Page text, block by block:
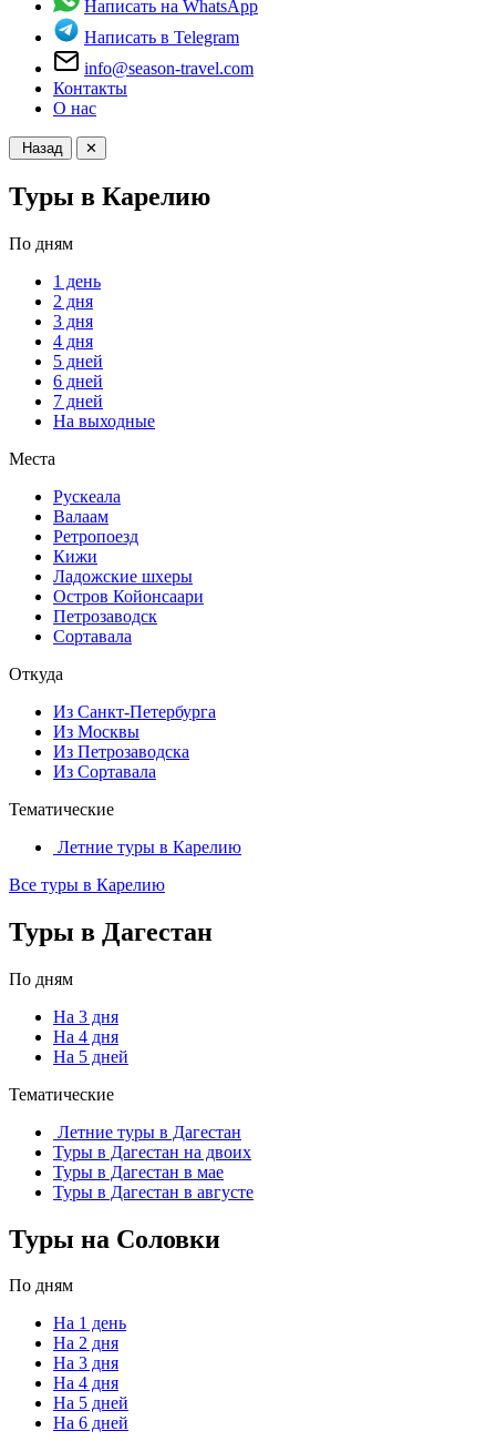
Написать на WhatsApp
Написать в Telegram
info@season-travel.com
Контакты
О нас
Назад ✕
Туры в Карелию
По дням
1 день
2 дня
3 дня
4 дня
5 дней
6 дней
7 дней
На выходные
Места
Рускеала
Валаам
Ретропоезд
Кижи
Ладожские шхеры
Остров Койонсаари
Петрозаводск
Сортавала
Откуда
Из Санкт-Петербурга
Из Москвы
Из Петрозаводска
Из Сортавала
Тематические
Летние туры в Карелию
Все туры в Карелию
Туры в Дагестан
По дням
На 3 дня
На 4 дня
На 5 дней
Тематические
Летние туры в Дагестан
Туры в Дагестан на двоих
Туры в Дагестан в мае
Туры в Дагестан в августе
Туры на Соловки
По дням
На 1 день
На 2 дня
На 3 дня
На 4 дня
На 5 дней
На 6 дней